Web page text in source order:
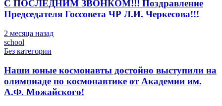
С ПОСЛЕДНИМ ЗВОНКОМ!!! Поздравление
Председателя Госсовета ЧР Л.И. Черкесова!!!
2 месяца назад
school
Без категории
Наши юные космонавты достойно выступили на
олимпиаде по космонавтике от Академии им.
А.Ф. Можайского!